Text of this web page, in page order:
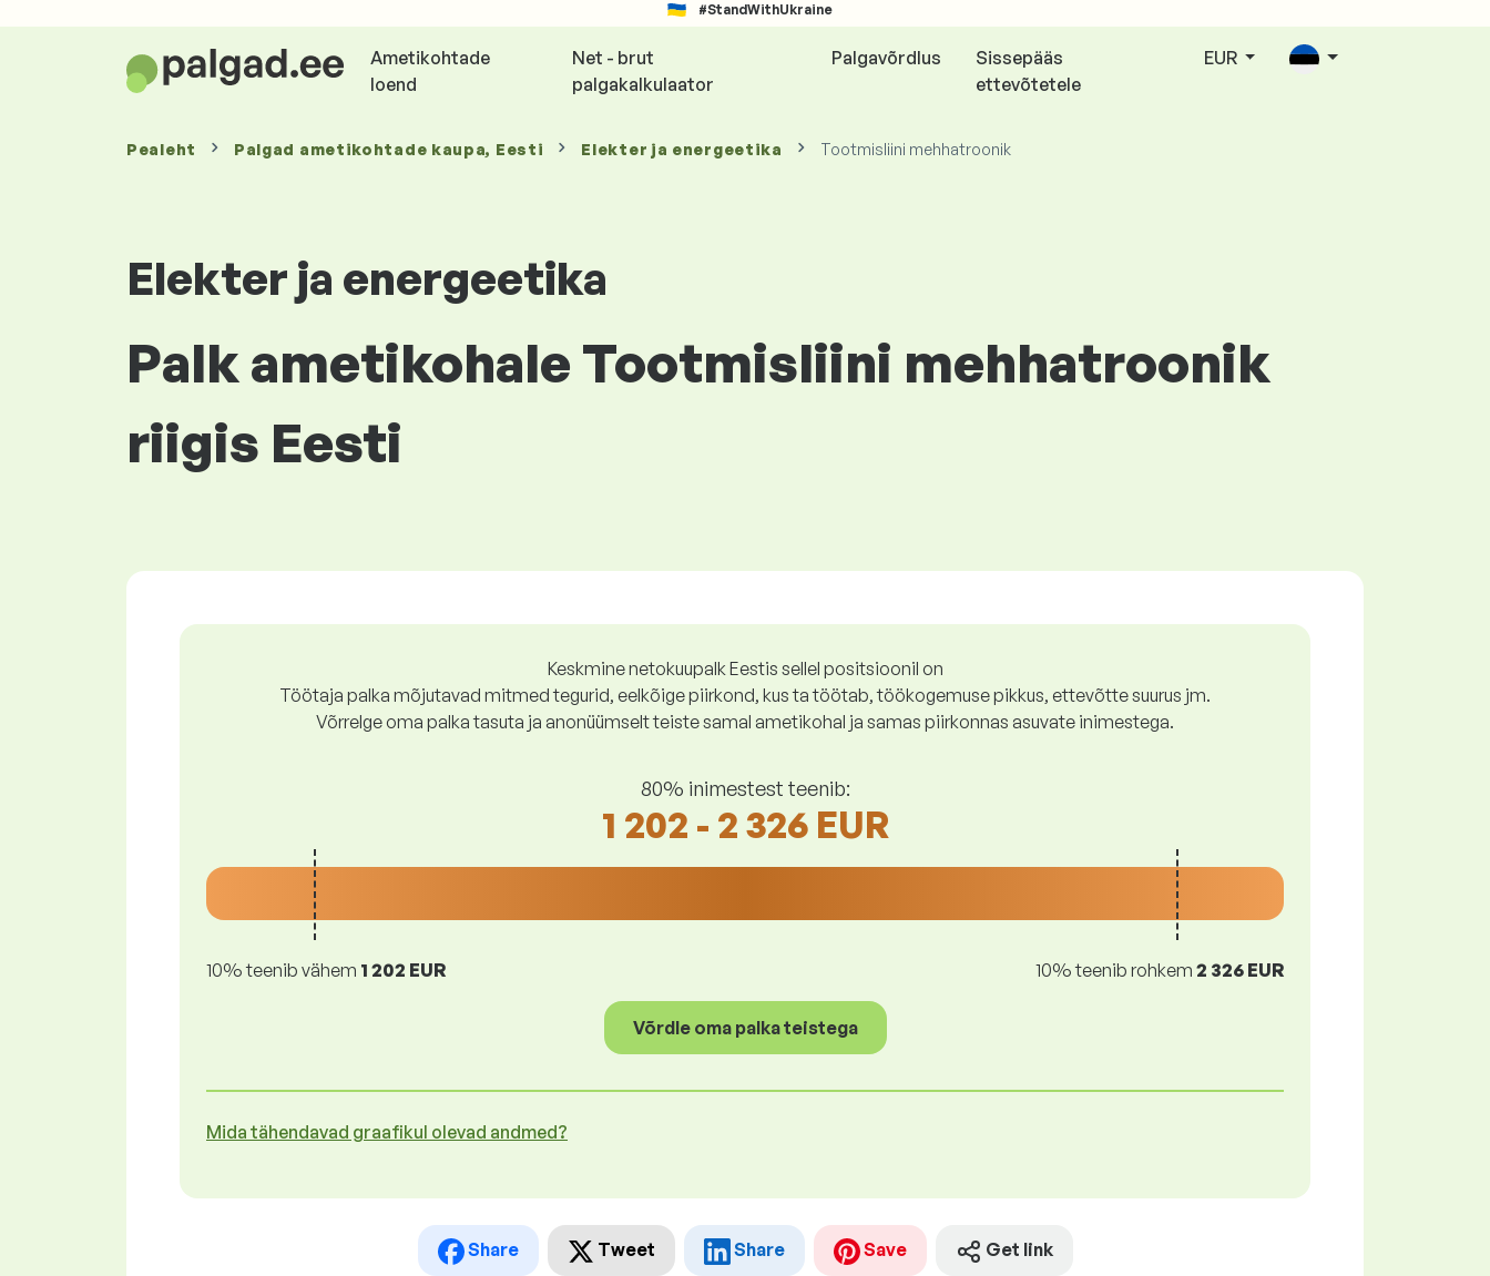
#StandWithUkraine
Ametikohtade
loend
Net - brut
palgakalkulaator
Palgavõrdlus
Sissepääs
ettevõtetele
EUR
Pealeht Palgad ametikohtade kaupa, Eesti Elekter ja energeetika Tootmisliini mehhatroonik
Elekter ja energeetika
Palk ametikohale Tootmisliini mehhatroonik
riigis Eesti
Keskmine netokuupalk Eestis sellel positsioonil on
Töötaja palka mõjutavad mitmed tegurid, eelkõige piirkond, kus ta töötab, töökogemuse pikkus, ettevõtte suurus jm.
Võrrelge oma palka tasuta ja anonüümselt teiste samal ametikohal ja samas piirkonnas asuvate inimestega.
80% inimestest teenib:
1 202 - 2 326 EUR
10% teenib vähem 1 202 EUR 10% teenib rohkem 2 326 EUR
Võrdle oma palka teistega
Mida tähendavad graafikul olevad andmed?
Share Tweet Share Save Get link